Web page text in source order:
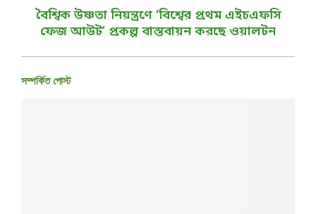
বৈশ্বিক উষ্ণতা নিয়ন্ত্রণে ‘বিশ্বের প্রথম এইচএফসি
ফেজ আউট’ প্রকল্প বাস্তবায়ন করছে ওয়ালটন
সম্পর্কিত পোস্ট